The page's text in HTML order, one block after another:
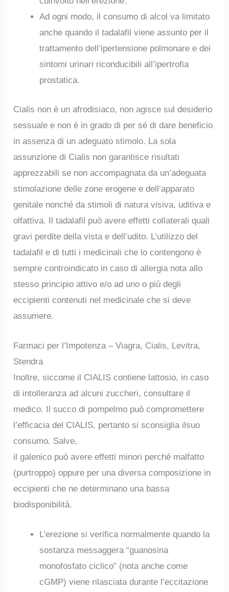
Ad ogni modo, il consumo di alcol va limitato
anche quando il tadalafil viene assunto per il
trattamento dell’ipertensione polmonare e dei
sintomi urinari riconducibili all’ipertrofia
prostatica.
Cialis non è un afrodisiaco, non agisce sul desiderio
sessuale e non è in grado di per sé di dare beneficio
in assenza di un adeguato stimolo. La sola
assunzione di Cialis non garantisce risultati
apprezzabili se non accompagnata da un’adeguata
stimolazione delle zone erogene e dell’apparato
genitale nonché da stimoli di natura visiva, uditiva e
olfattiva. Il tadalafil può avere effetti collaterali quali
gravi perdite della vista e dell’udito. L’utilizzo del
tadalafil e di tutti i medicinali che lo contengono è
sempre controindicato in caso di allergia nota allo
stesso principio attivo e/o ad uno o più degli
eccipienti contenuti nel medicinale che si deve
assumere.
Farmaci per l’Impotenza – Viagra, Cialis, Levitra,
Stendra
Inoltre, siccome il CIALIS contiene lattosio, in caso
di intolleranza ad alcuni zuccheri, consultare il
medico. Il succo di pompelmo può compromettere
l’efficacia del CIALIS, pertanto si sconsiglia ilsuo
consumo. Salve,
il galenico può avere effetti minori perché malfatto
(purtroppo) oppure per una diversa composizione in
eccipienti che ne determinano una bassa
biodisponibilità.
L’erezione si verifica normalmente quando la
sostanza messaggera “guanosina
monofosfato ciclico” (nota anche come
cGMP) viene rilasciata durante l’eccitazione